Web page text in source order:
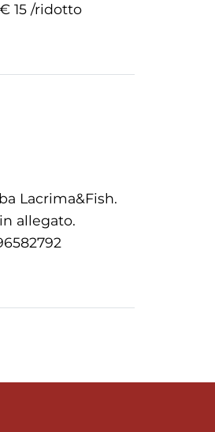
15 /ridotto
Lacrima&Fish.
allegato.